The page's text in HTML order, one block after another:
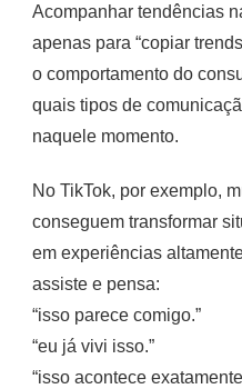
Acompanhar tendências
apenas para “copiar
o comportamento do
quais tipos de
naquele momento.
No TikTok, por exemplo,
conseguem transformar
em experiências
assiste e pensa:
“isso parece comigo.”
“eu já vivi isso.”
“isso acontece